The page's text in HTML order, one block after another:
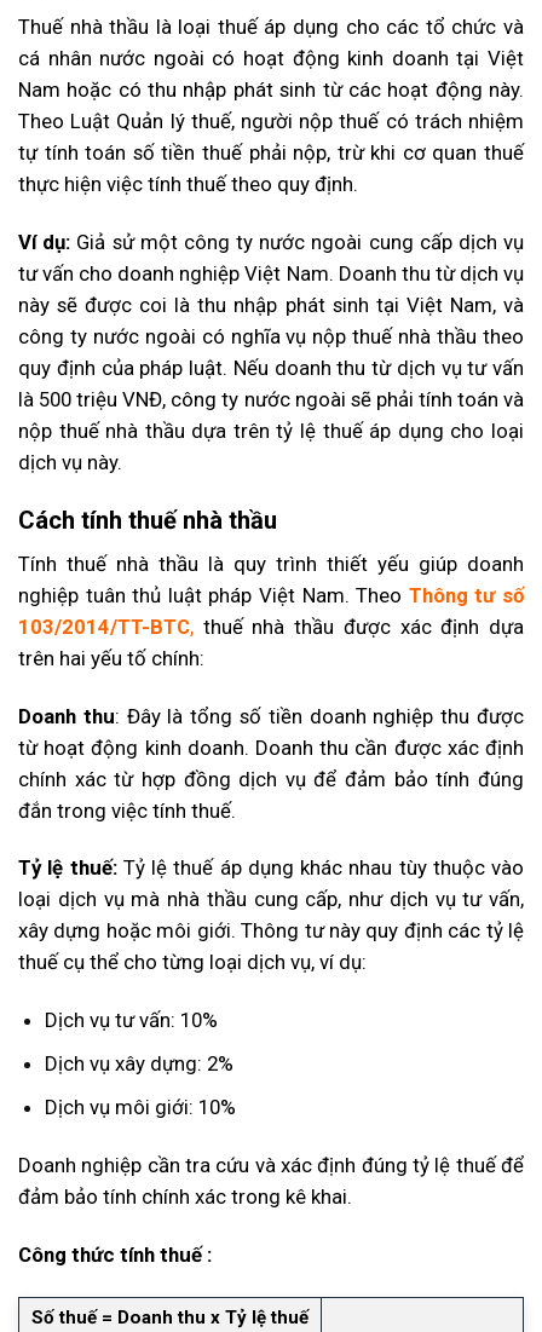
Thuế nhà thầu là loại thuế áp dụng cho các tổ chức và
cá nhân nước ngoài có hoạt động kinh doanh tại Việt
Nam hoặc có thu nhập phát sinh từ các hoạt động này.
Theo Luật Quản lý thuế, người nộp thuế có trách nhiệm
tự tính toán số tiền thuế phải nộp, trừ khi cơ quan thuế
thực hiện việc tính thuế theo quy định.
Ví dụ: Giả sử một công ty nước ngoài cung cấp dịch vụ
tư vấn cho doanh nghiệp Việt Nam. Doanh thu từ dịch vụ
này sẽ được coi là thu nhập phát sinh tại Việt Nam, và
công ty nước ngoài có nghĩa vụ nộp thuế nhà thầu theo
quy định của pháp luật. Nếu doanh thu từ dịch vụ tư vấn
là 500 triệu VNĐ, công ty nước ngoài sẽ phải tính toán và
nộp thuế nhà thầu dựa trên tỷ lệ thuế áp dụng cho loại
dịch vụ này.
Cách tính thuế nhà thầu
Tính thuế nhà thầu là quy trình thiết yếu giúp doanh
nghiệp tuân thủ luật pháp Việt Nam. Theo Thông tư số
103/2014/TT-BTC, thuế nhà thầu được xác định dựa
trên hai yếu tố chính:
Doanh thu: Đây là tổng số tiền doanh nghiệp thu được
từ hoạt động kinh doanh. Doanh thu cần được xác định
chính xác từ hợp đồng dịch vụ để đảm bảo tính đúng
đắn trong việc tính thuế.
Tỷ lệ thuế:Tỷ lệ thuế áp dụng khác nhau tùy thuộc vào
loại dịch vụ mà nhà thầu cung cấp, như dịch vụ tư vấn,
xây dựng hoặc môi giới. Thông tư này quy định các tỷ lệ
thuế cụ thể cho từng loại dịch vụ, ví dụ:
Dịch vụ tư vấn: 10%
Dịch vụ xây dựng: 2%
Dịch vụ môi giới: 10%
Doanh nghiệp cần tra cứu và xác định đúng tỷ lệ thuế để
đảm bảo tính chính xác trong kê khai.
Công thức tính thuế :
Số thuế = Doanh thu x Tỷ lệ thuế